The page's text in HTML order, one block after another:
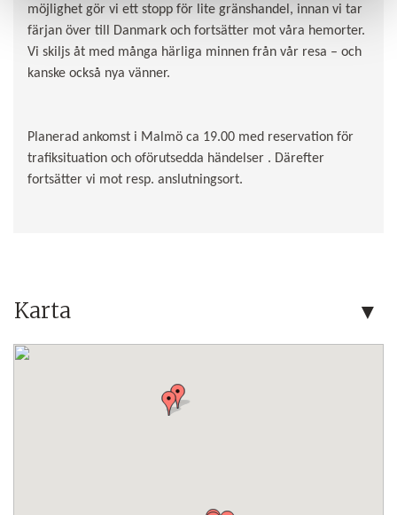
möjlighet gör vi ett stopp för lite gränshandel, innan vi tar
färjan över till Danmark och fortsätter mot våra hemorter.
Vi skiljs åt med många härliga minnen från vår resa – och
kanske också nya vänner.
Planerad ankomst i Malmö ca 19.00 med reservation för
trafiksituation och oförutsedda händelser . Därefter
fortsätter vi mot resp. anslutningsort.
Karta